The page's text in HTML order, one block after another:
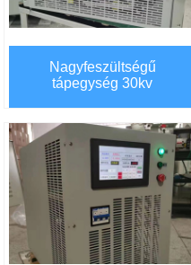
Nagyfeszültségű
tápegység 30kv